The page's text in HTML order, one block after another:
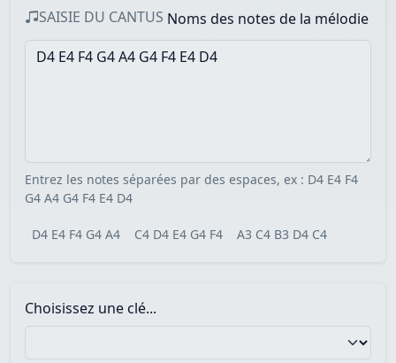
SAISIE DU CANTUS Noms des notes de la mélodie
Entrez les notes séparées par des espaces, ex : D4 E4 F4
G4 A4 G4 F4 E4 D4
D4 E4 F4 G4 A4 C4 D4 E4 G4 F4 A3 C4 B3 D4 C4
Choisissez une clé...